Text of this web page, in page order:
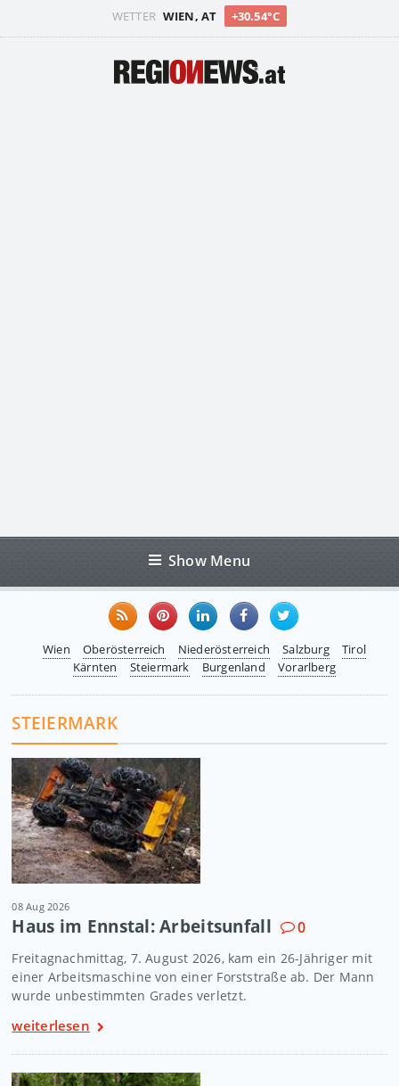
WETTER WIEN, AT +30.54°C
Show Menu
Wien Oberösterreich Niederösterreich Salzburg
Tirol
Kärnten
Steiermark Burgenland Vorarlberg
STEIERMARK
08 Aug 2026
Haus im Ennstal: Arbeitsunfall 0
Freitagnachmittag, 7. August 2026, kam ein 26-Jähriger mit
einer Arbeitsmaschine von einer Forststraße ab. Der Mann
wurde unbestimmten Grades verletzt.
weiterlesen